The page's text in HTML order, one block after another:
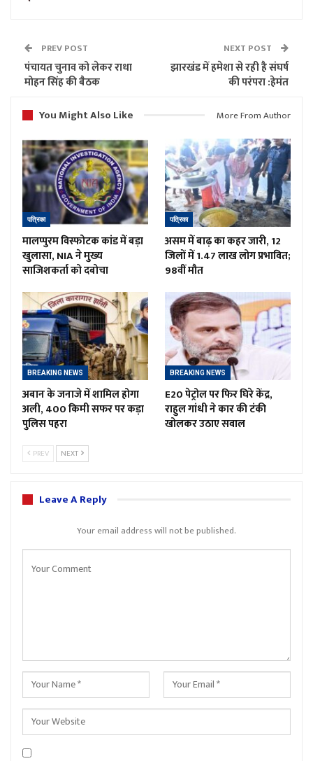
PREV POST
पंचायत चुनाव को लेकर राधा
मोहन सिंह की बैठक
NEXT POST
झारखंड में हमेशा से रही है संघर्ष
की परंपरा :हेमंत
You Might Also Like
More From Author
पत्रिका
मालप्पुरम विस्फोटक कांड में बड़ा
खुलासा, NIA ने मुख्य
साजिशकर्ता को दबोचा
पत्रिका
असम में बाढ़ का कहर जारी, 12
जिलों में 1.47 लाख लोग प्रभावित;
98वीं मौत
BREAKING NEWS
अबान के जनाजे में शामिल होगा
अली, 400 किमी सफर पर कड़ा
पुलिस पहरा
BREAKING NEWS
E20 पेट्रोल पर फिर घिरे केंद्र,
राहुल गांधी ने कार की टंकी
खोलकर उठाए सवाल
PREV NEXT
Leave A Reply
Your email address will not be published.